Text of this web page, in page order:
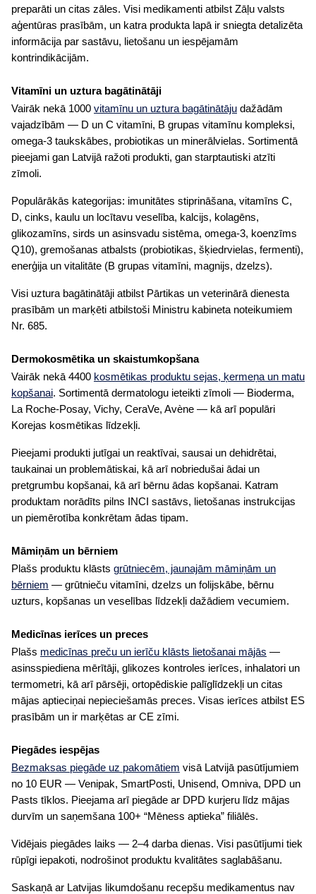
preparāti un citas zāles. Visi medikamenti atbilst Zāļu valsts
aģentūras prasībām, un katra produkta lapā ir sniegta detalizēta
informācija par sastāvu, lietošanu un iespējamām
kontrindikācijām.
Vitamīni un uztura bagātinātāji
Vairāk nekā 1000 vitamīnu un uztura bagātinātāju dažādām
vajadzībām — D un C vitamīni, B grupas vitamīnu kompleksi,
omega-3 taukskābes, probiotikas un minerālvielas. Sortimentā
pieejami gan Latvijā ražoti produkti, gan starptautiski atzīti
zīmoli.
Populārākās kategorijas: imunitātes stiprināšana, vitamīns C,
D, cinks, kaulu un locītavu veselība, kalcijs, kolagēns,
glikozamīns, sirds un asinsvadu sistēma, omega-3, koenzīms
Q10), gremošanas atbalsts (probiotikas, šķiedrvielas, fermenti),
enerģija un vitalitāte (B grupas vitamīni, magnijs, dzelzs).
Visi uztura bagātinātāji atbilst Pārtikas un veterinārā dienesta
prasībām un marķēti atbilstoši Ministru kabineta noteikumiem
Nr. 685.
Dermokosmētika un skaistumkopšana
Vairāk nekā 4400 kosmētikas produktu sejas, ķermeņa un matu
kopšanai. Sortimentā dermatologu ieteikti zīmoli — Bioderma,
La Roche-Posay, Vichy, CeraVe, Avène — kā arī populāri
Korejas kosmētikas līdzekļi.
Pieejami produkti jutīgai un reaktīvai, sausai un dehidrētai,
taukainai un problemātiskai, kā arī nobriedušai ādai un
pretgrumbu kopšanai, kā arī bērnu ādas kopšanai. Katram
produktam norādīts pilns INCI sastāvs, lietošanas instrukcijas
un piemērotība konkrētam ādas tipam.
Māmiņām un bērniem
Plašs produktu klāsts grūtniecēm, jaunajām māmiņām un
bērniem — grūtnieču vitamīni, dzelzs un folijskābe, bērnu
uzturs, kopšanas un veselības līdzekļi dažādiem vecumiem.
Medicīnas ierīces un preces
Plašs medicīnas preču un ierīču klāsts lietošanai mājās —
asinsspiediena mērītāji, glikozes kontroles ierīces, inhalatori un
termometri, kā arī pārsēji, ortopēdiskie palīglīdzekļi un citas
mājas aptieciņai nepieciešamās preces. Visas ierīces atbilst ES
prasībām un ir marķētas ar CE zīmi.
Piegādes iespējas
Bezmaksas piegāde uz pakomātiem visā Latvijā pasūtījumiem
no 10 EUR — Venipak, SmartPosti, Unisend, Omniva, DPD un
Pasts tīklos. Pieejama arī piegāde ar DPD kurjeru līdz mājas
durvīm un saņemšana 100+ “Mēness aptieka” filiālēs.
Vidējais piegādes laiks — 2–4 darba dienas. Visi pasūtījumi tiek
rūpīgi iepakoti, nodrošinot produktu kvalitātes saglabāšanu.
Saskaņā ar Latvijas likumdošanu recepšu medikamentus nav